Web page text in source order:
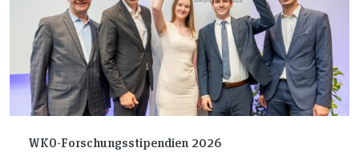
WKO-Forschungsstipendien 2026